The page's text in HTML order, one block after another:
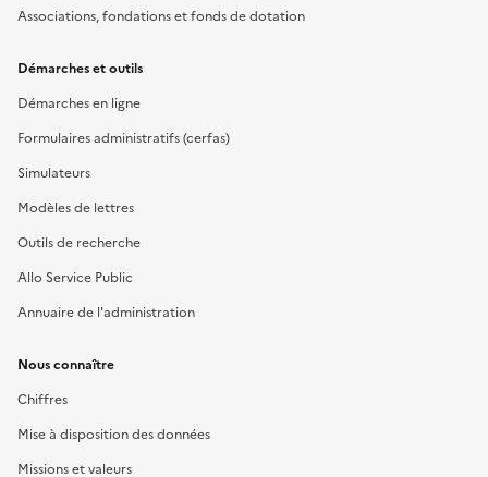
Associations, fondations et fonds de dotation
Démarches et outils
Démarches en ligne
Formulaires administratifs (cerfas)
Simulateurs
Modèles de lettres
Outils de recherche
Allo Service Public
Annuaire de l'administration
Nous connaître
Chiffres
Mise à disposition des données
Missions et valeurs